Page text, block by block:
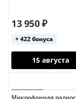
Завтра
13 950 ₽
+ 422 бонуса
Микрофонная